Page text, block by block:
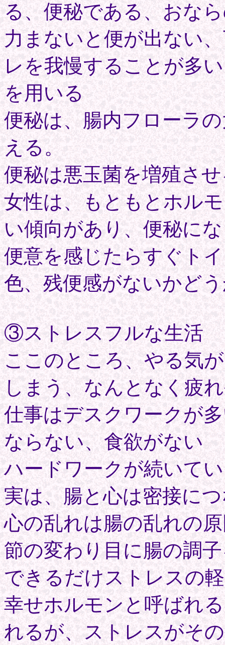
る、便秘である、おな
力まないと便が出ない
レを我慢することが多
を用いる
便秘は、腸内フローラ
える。
便秘は悪玉菌を増殖さ
女性は、もともとホル
い傾向があり、便秘に
便意を感じたらすぐト
色、残便感がないかど
③ストレスフルな生活
ここのところ、やる気
しまう、なんとなく疲
仕事はデスクワークが
ならない、食欲がない
ハードワークが続いて
実は、腸と心は密接に
心の乱れは腸の乱れの
節の変わり目に腸の調
できるだけストレスの
幸せホルモンと呼ばれ
れるが、ストレスがそ